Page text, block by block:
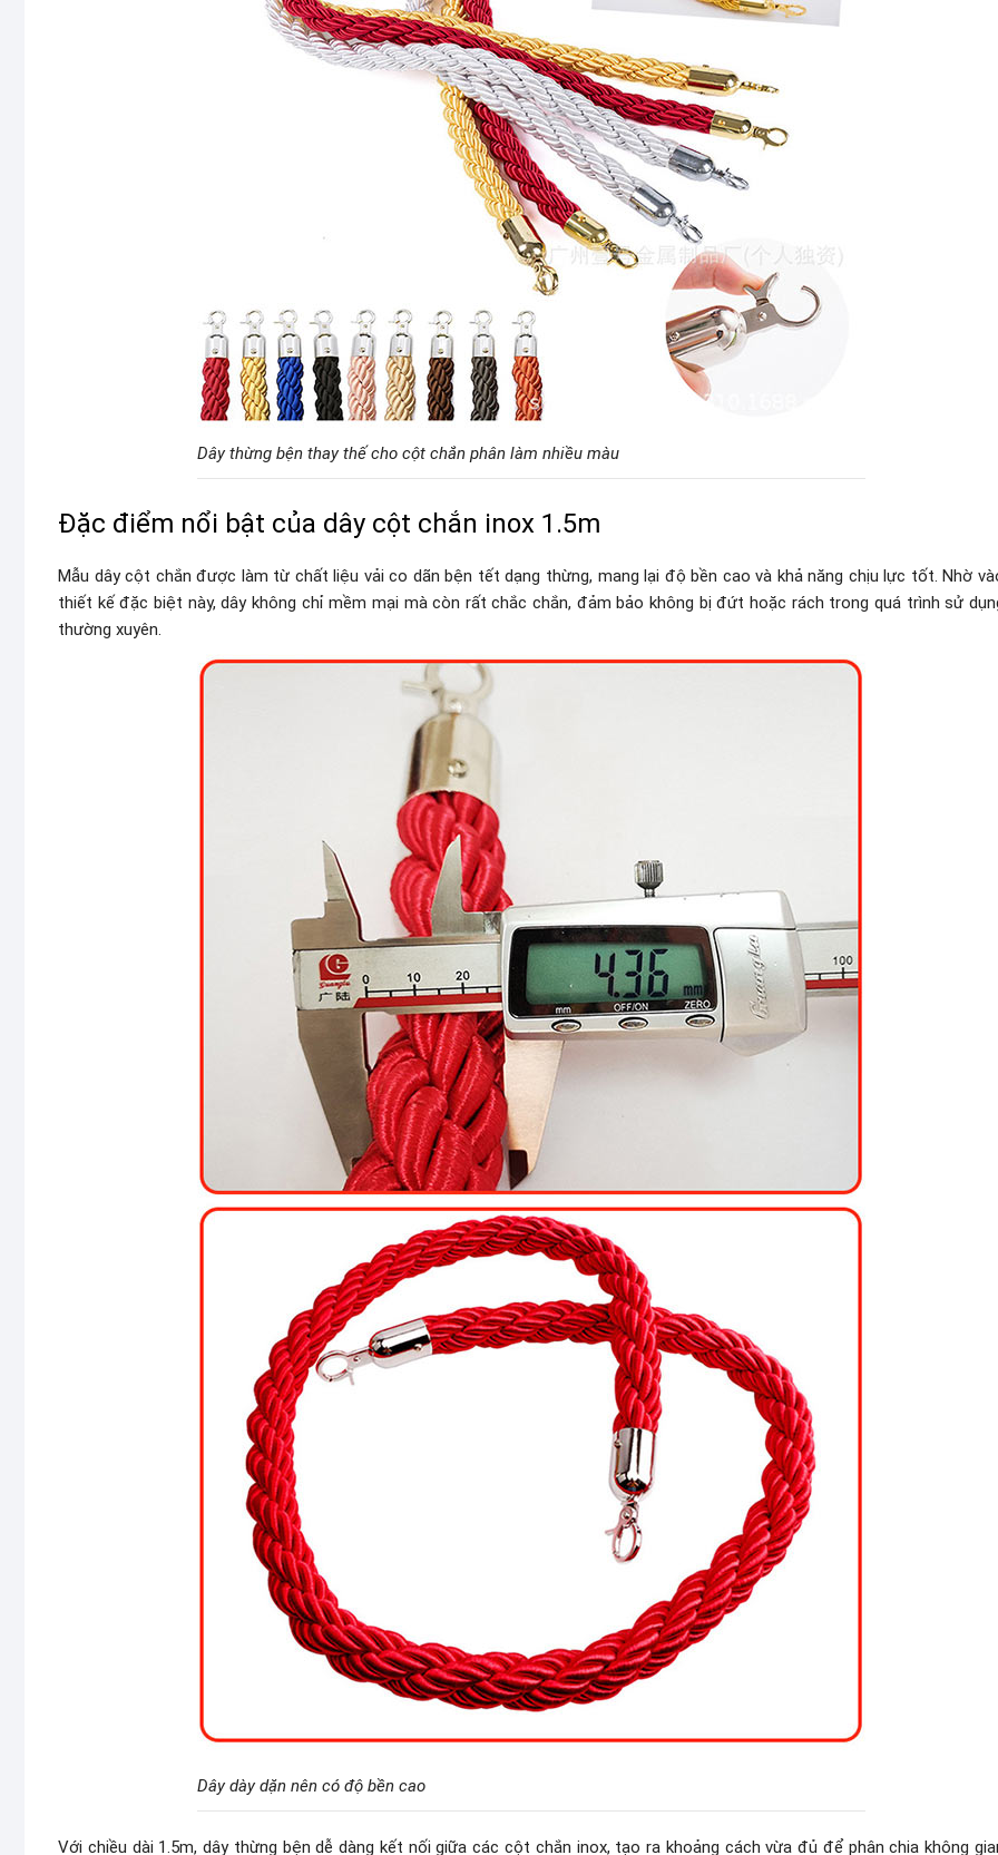
Dây thừng bện thay thế cho cột chắn phân làm nhiều màu
Đặc điểm nổi bật của dây cột chắn inox 1.5m
Mẫu dây cột chắn được làm từ chất liệu vải co dãn bện tết dạng thừng, mang lại độ bền cao và khả năng chịu lực tốt. Nhờ
thiết kế đặc biệt này, dây không chỉ mềm mại mà còn rất chắc chắn, đảm bảo không bị đứt hoặc rách trong quá trình sử
thường xuyên.
Dây dày dặn nên có độ bền cao
Với chiều dài 1.5m, dây thừng bện dễ dàng kết nối giữa các cột chắn inox, tạo ra khoảng cách vừa đủ để phân chia không